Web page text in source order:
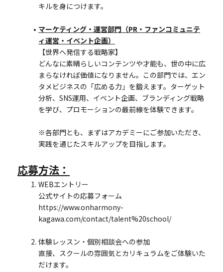
キルを身につけます。
マーケティング・運営部門（PR・ファンコミュニテ
ィ運営・イベント企画）
【世界へ発信する戦略家】
どんなに素晴らしいコンテンツや才能も、世の中に広
まらなければ価値になりません。この部門では、エン
タメビジネスの「広める力」を鍛えます。ターゲット
分析、SNS運用、イベント企画、ブランディング戦略
を学び、プロモーションの最前線を体験できます。
※各部門とも、まずはアカデミーにご参加いただき、
実践を通じたスキルアップを目指します。
応募方法：
WEBエントリー
公式サイトの応募フォーム
https://www.onharmony-
kagawa.com/contact/talent%20school/
体験レッスン・個別相談会への参加
直接、スクールの雰囲気とカリキュラムをご体験いた
だけます。